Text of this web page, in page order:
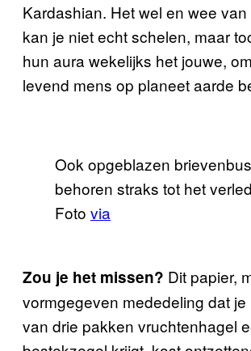
Kardashian. Het wel en wee
kan je niet echt schelen, maar
hun aura wekelijks het jouwe,
levend mens op planeet aarde
Ook opgeblazen
behoren straks tot het
Foto via
Zou je het missen? Dit papier,
vormgegeven mededeling dat
van drie pakken vruchtenhagel